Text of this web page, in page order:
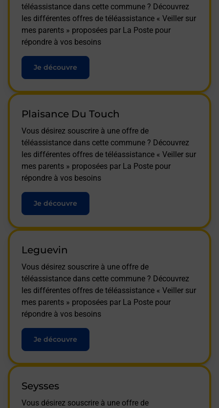
téléassistance dans cette commune ? Découvrez
les différentes offres de téléassistance « Veiller sur
mes parents » proposées par La Poste pour
répondre à vos besoins
Je découvre
Plaisance Du Touch
Vous désirez souscrire à une offre de
téléassistance dans cette commune ? Découvrez
les différentes offres de téléassistance « Veiller sur
mes parents » proposées par La Poste pour
répondre à vos besoins
Je découvre
Leguevin
Vous désirez souscrire à une offre de
téléassistance dans cette commune ? Découvrez
les différentes offres de téléassistance « Veiller sur
mes parents » proposées par La Poste pour
répondre à vos besoins
Je découvre
Seysses
Vous désirez souscrire à une offre de